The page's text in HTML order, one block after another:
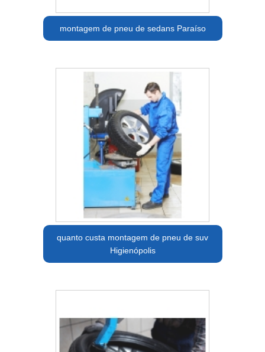
montagem de pneu de sedans Paraíso
quanto custa montagem de pneu de suv
Higienópolis